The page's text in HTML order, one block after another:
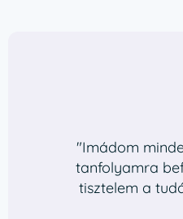
"Imádom
tanfolyamra
tisztelem a